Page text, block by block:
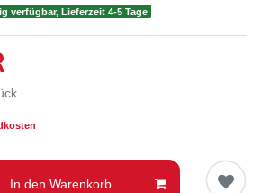
verfügbar, Lieferzeit 4-5 Tage
In den Warenkorb